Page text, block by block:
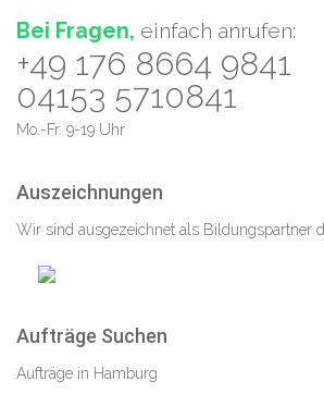
Bei Fragen, einfach anrufen:
+49 176 8664 9841
04153 5710841
Mo.-Fr. 9-19 Uhr
Auszeichnungen
Wir sind ausgezeichnet als Bildungspartner
Aufträge Suchen
Aufträge in Hamburg